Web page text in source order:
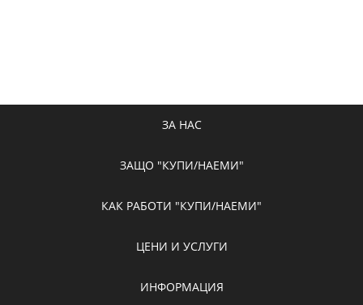
ЗА НАС
ЗАЩО "КУПИ/НАЕМИ"
КАК РАБОТИ "КУПИ/НАЕМИ"
ЦЕНИ И УСЛУГИ
ИНФОРМАЦИЯ